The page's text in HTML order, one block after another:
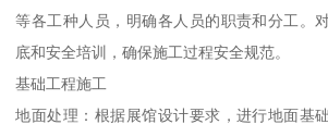
等各工种人员，明确各人员的职责和分工。
底和安全培训，确保施工过程安全规范。
基础工程施工
地面处理：根据展馆设计要求，进行地面基